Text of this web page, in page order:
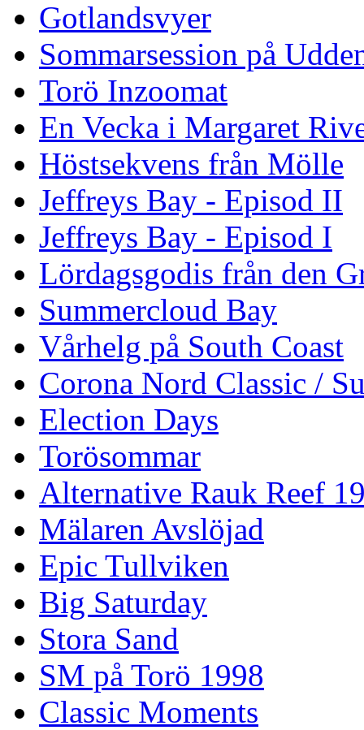
Gotlandsvyer
Sommarsession på
Torö Inzoomat
En Vecka i Margaret
Höstsekvens från Mölle
Jeffreys Bay - Episod II
Jeffreys Bay - Episod I
Lördagsgodis från den
Summercloud Bay
Vårhelg på South Coast
Corona Nord Classic /
Election Days
Torösommar
Alternative Rauk Reef
Mälaren Avslöjad
Epic Tullviken
Big Saturday
Stora Sand
SM på Torö 1998
Classic Moments